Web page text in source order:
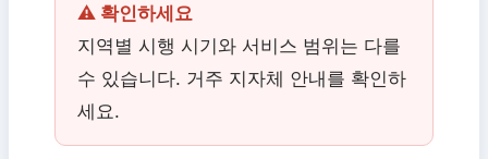
⚠️ 확인하세요
지역별 시행 시기와 서비스 범위는 다를
수 있습니다. 거주 지자체 안내를 확인하
세요.